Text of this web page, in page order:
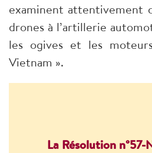
examinent attentivement
drones à l’artillerie
les ogives et les
Vietnam ».
La Résolution